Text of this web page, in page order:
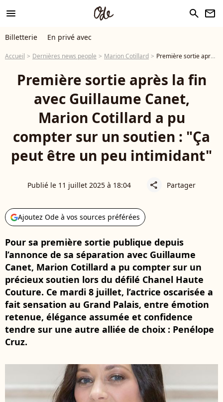
menu search newsletter
Billetterie En privé avec
Accueil Dernières news people Marion Cotillard Première sortie après la fin avec Guillaume Canet, Marion Cotillard a pu compter sur un soutien : "Ça peut être un peu intimidant"
Première sortie après la fin
avec Guillaume Canet,
Marion Cotillard a pu
compter sur un soutien : "Ça
peut être un peu intimidant"
Publié le 11 juillet 2025 à 18:04 share Partager
Ajoutez Ode à vos sources préférées
Pour sa première sortie publique depuis
l’annonce de sa séparation avec Guillaume
Canet, Marion Cotillard a pu compter sur un
précieux soutien lors du défilé Chanel Haute
Couture. Ce mardi 8 juillet, l’actrice oscarisée a
fait sensation au Grand Palais, entre émotion
retenue, élégance assumée et confidence
tendre sur une autre alliée de choix : Penélope
Cruz.